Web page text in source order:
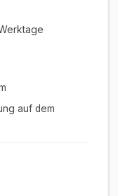
auf dem